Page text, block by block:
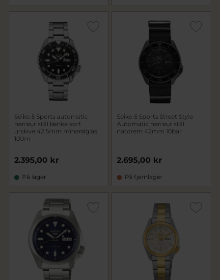
Seiko 5 Sports automatic
herreur stål lænke sort
urskive 42,5mm mineralglas
100m
2.395,00 kr
På lager
Seiko 5 Sports Street Style
Automatic herreur stål
natorem 42mm 10bar
2.695,00 kr
På fjernlager